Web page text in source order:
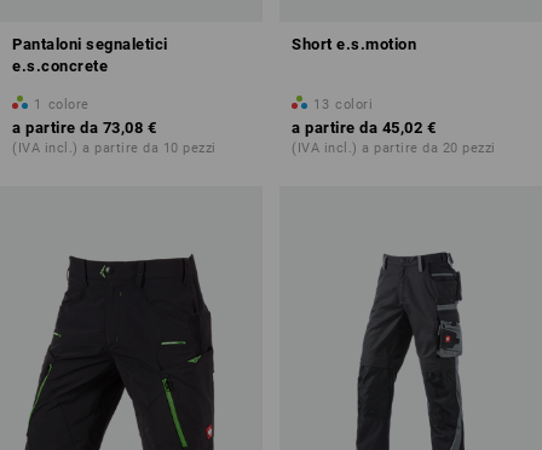
Pantaloni segnaletici
e.s.concrete
1 colore
a partire da 73,08 €
(IVA incl.) a partire da 10 pezzi
Short e.s.motion
13 colori
a partire da 45,02 €
(IVA incl.) a partire da 20 pezzi